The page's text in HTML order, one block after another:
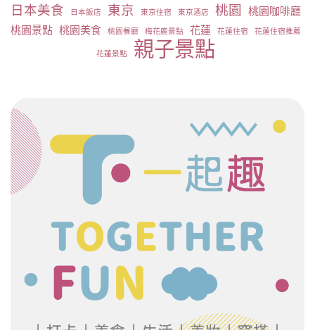
日本美食 日本飯店 東京 東京住宿 東京酒店 桃園
桃園咖啡廳
桃園景點 桃園美食 桃園餐廳 梅花鹿景點 花蓮 花蓮住宿 花蓮住宿推薦
花蓮景點 親子景點